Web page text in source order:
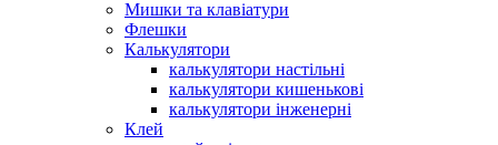
Мишки та клавіатури
Флешки
Калькулятори
калькулятори настільні
калькулятори кишенькові
калькулятори інженерні
Клей